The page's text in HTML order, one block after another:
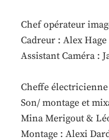
Chef opérateur
Cadreur : Alex Hage
Assistant Caméra :
Cheffe
Son/ montage et
Mina Merigout &
Montage : Alexi